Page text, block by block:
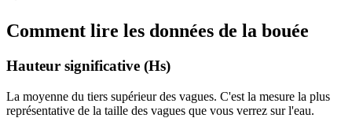
Comment lire les données de la bouée
Hauteur significative (Hs)
La moyenne du tiers supérieur des vagues. C'est la mesure la plus
représentative de la taille des vagues que vous verrez sur l'eau.